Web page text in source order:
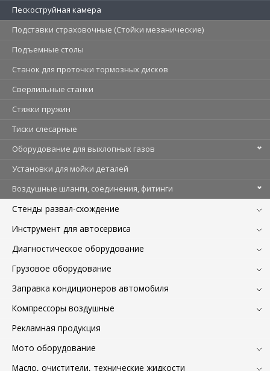
Пескоструйная камера
Подставки страховочные (Стойки мезанические)
Подъемные столы
Станок для проточки тормозных дисков
Сверлильные станки
Стяжки пружин
Тиски слесарные
Оборудование для выхлопных газов
Установки для мойки деталей
Воздушные шланги, соединения, фитинги
Стенды развал-схождение
Инструмент для автосервиса
Диагностическое оборудование
Грузовое оборудование
Заправка кондиционеров автомобиля
Компрессоры воздушные
Рекламная продукция
Мото оборудование
Масло, очистители, технические жидкости